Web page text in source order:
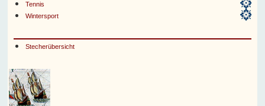
Tennis
Wintersport
Stecherübersicht